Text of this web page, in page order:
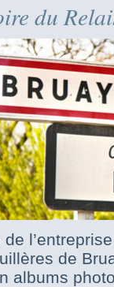
du
de
albums